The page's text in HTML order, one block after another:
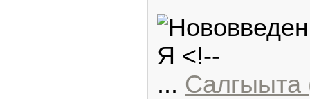
... Салгыыта